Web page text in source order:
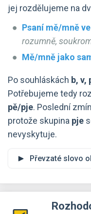
jej rozdělujeme na
Psaní mě/mně
rozumně,
Mě/mně jako
Po souhláskách b, v,
Potřebujeme tedy
pě/pje. Poslední
protože skupina pje
nevyskytuje.
Převzaté slovo